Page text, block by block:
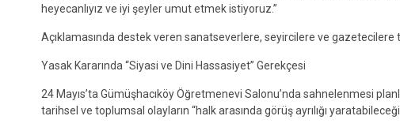
heyecanlıyız ve iyi şeyler umut etmek istiyoruz.”
Açıklamasında destek veren sanatseverlere, seyircilere ve gazetecilere
Yasak Kararında “Siyasi ve Dini Hassasiyet” Gerekçesi
24 Mayıs’ta Gümüşhacıköy Öğretmenevi Salonu’nda sahnelenmesi
tarihsel ve toplumsal olayların “halk arasında görüş ayrılığı